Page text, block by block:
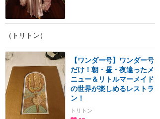
（トリトン）
【ワンダー号】ワンダー号
だけ！朝・昼・夜違ったメ
ニュー＆リトルマーメイド
の世界が楽しめるレストラ
ン！
トリトン